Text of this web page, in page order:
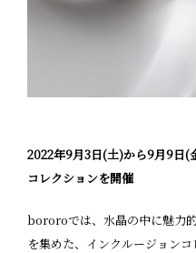
2022年9月3日(土)から9月9日(
コレクションを開催
bororoでは、水晶の中に魅力
を集めた、インクルージョン